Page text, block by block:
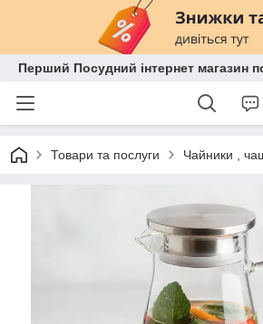
Перший Посудний інтернет магазин
Товари та послуги Чайники ,